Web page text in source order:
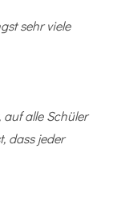
sehr viele
auf alle Schüler
dass jeder